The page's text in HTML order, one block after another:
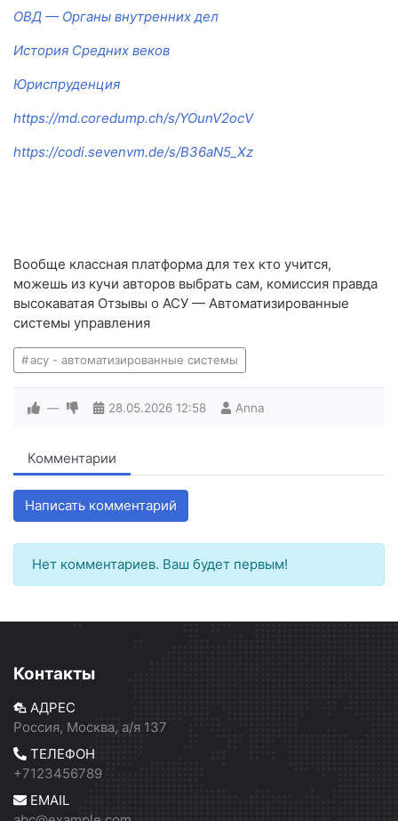
ОВД — Органы внутренних дел
История Средних веков
Юриспруденция
https://md.coredump.ch/s/YOunV2ocV
https://codi.sevenvm.de/s/B36aN5_Xz
Вообще классная платформа для тех кто учится,
можешь из кучи авторов выбрать сам, комиссия правда
высокаватая Отзывы о АСУ — Автоматизированные
системы управления
асу - автоматизированные системы
— 28.05.2026 12:58 Anna
Комментарии
Написать комментарий
Нет комментариев. Ваш будет первым!
Контакты
АДРЕС
Россия, Москва, а/я 137
ТЕЛЕФОН
+7123456789
EMAIL